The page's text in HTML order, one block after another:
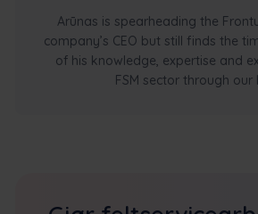
Arūnas is spearheading the
company’s CEO but still finds the
of his knowledge, expertise and
FSM sector through our